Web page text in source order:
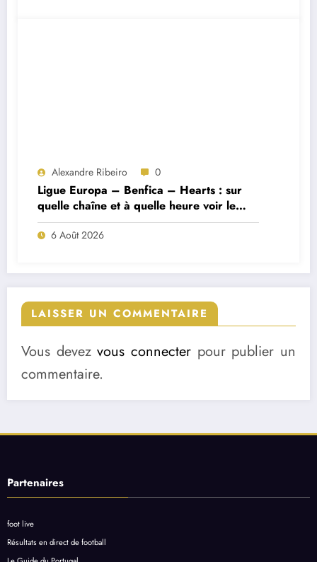
Alexandre Ribeiro 0
Ligue Europa – Benfica – Hearts : sur
quelle chaîne et à quelle heure voir le
match ?
6 Août 2026
LAISSER UN COMMENTAIRE
Vous devezvous connecter pour publier un
commentaire.
Partenaires
foot live
Résultats en direct de football